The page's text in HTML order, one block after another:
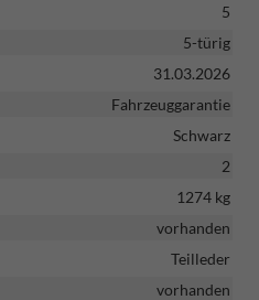
5
5-türig
31.03.2026
Fahrzeuggarantie
Schwarz
2
1274 kg
vorhanden
Teilleder
vorhanden